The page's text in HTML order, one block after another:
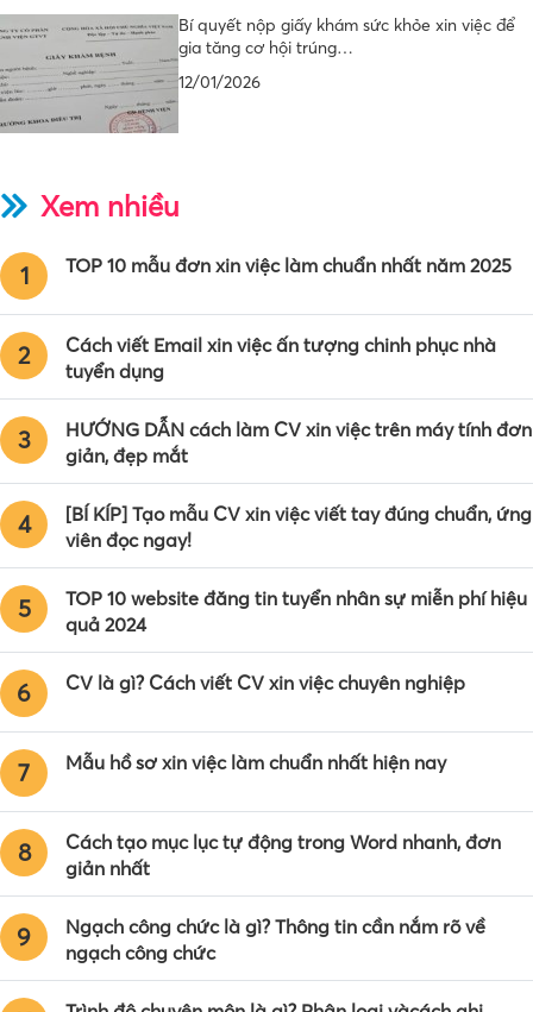
Bí quyết nộp giấy khám sức khỏe xin việc để
gia tăng cơ hội trúng…
12/01/2026
Xem nhiều
1 TOP 10 mẫu đơn xin việc làm chuẩn nhất năm 2025
2
Cách viết Email xin việc ấn tượng chinh phục nhà
tuyển dụng
3
HƯỚNG DẪN cách làm CV xin việc trên máy tính đơn
giản, đẹp mắt
4
[BÍ KÍP] Tạo mẫu CV xin việc viết tay đúng chuẩn, ứng
viên đọc ngay!
5
TOP 10 website đăng tin tuyển nhân sự miễn phí hiệu
quả 2024
6 CV là gì? Cách viết CV xin việc chuyên nghiệp
7 Mẫu hồ sơ xin việc làm chuẩn nhất hiện nay
8
Cách tạo mục lục tự động trong Word nhanh, đơn
giản nhất
9
Ngạch công chức là gì? Thông tin cần nắm rõ về
ngạch công chức